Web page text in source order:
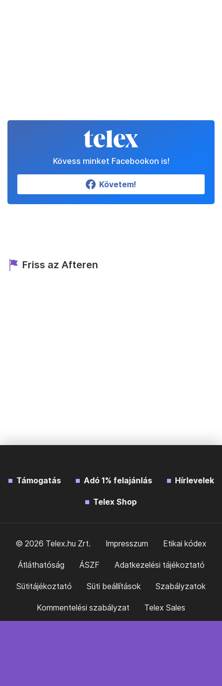
Kövess minket Facebookon is!
Követem!
Friss az Afteren
Támogatás Adó 1% felajánlás Hírlevelek
Telex Shop
© 2026 Telex.hu Zrt. Impresszum Etikai kódex
Átláthatóság ÁSZF Adatkezelési tájékoztató
Sütitájékoztató Süti beállítások Szabályzatok
Kommentelési szabályzat Telex Sales